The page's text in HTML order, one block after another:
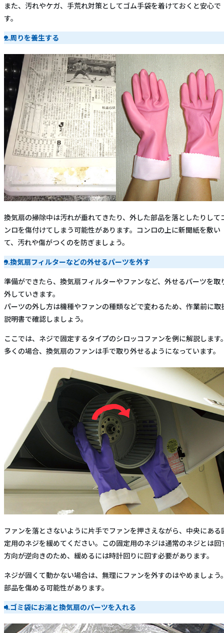
また、汚れやケガ、手荒れ対策としてゴム手袋を着けておくと安心で
す。
2.周りを養生する
換気扇の掃除中は汚れが垂れてきたり、外した部品を落としたりして
ンロを傷付けてしまう可能性があります。コンロの上に新聞紙を敷い
て、汚れや傷がつくのを防ぎましょう。
3.換気扇フィルターなどの外せるパーツを外す
準備ができたら、換気扇フィルターやファンなど、外せるパーツを取
外していきます。
パーツの外し方は機種やファンの種類などで変わるため、作業前に取
説明書で確認しましょう。
ここでは、ネジで固定するタイプのシロッコファンを例に解説します
多くの場合、換気扇のファンは手で取り外せるようになっています。
ファンを落とさないように片手でファンを押さえながら、中央にある
定用のネジを緩めてください。この固定用のネジは通常のネジとは回
方向が逆向きのため、緩めるには時計回りに回す必要があります。
ネジが固くて動かない場合は、無理にファンを外すのはやめましょう
部品を傷める可能性があります。
4.ゴミ袋にお湯と換気扇のパーツを入れる